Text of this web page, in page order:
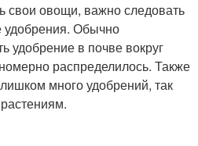
свои овощи, важно следовать
удобрения. Обычно
удобрение в почве вокруг
распределилось. Также
много удобрений, так